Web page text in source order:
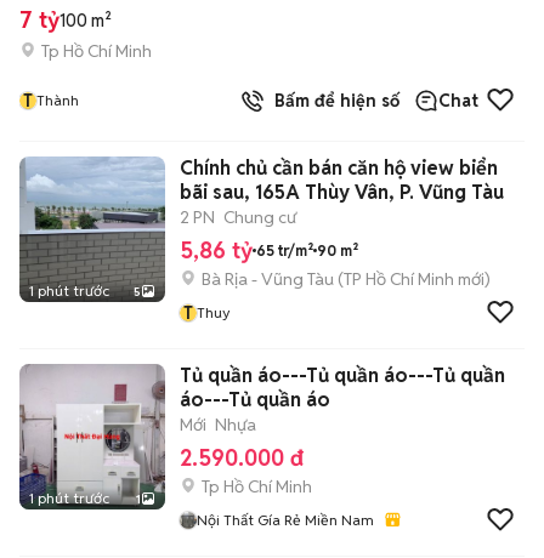
7 tỷ100 m²
Tp Hồ Chí Minh
T Thành Bấm để hiện số Chat
1 phút trước 5
Chính chủ cần bán căn hộ view biển
bãi sau, 165A Thùy Vân, P. Vũng Tàu
2 PN Chung cư
5,86 tỷ 65 tr/m² 90 m²
Bà Rịa - Vũng Tàu (TP Hồ Chí Minh mới)
T Thuy
1 phút trước 1
Tủ quần áo---Tủ quần áo---Tủ quần
áo---Tủ quần áo
Mới Nhựa
2.590.000 đ
Tp Hồ Chí Minh
Nội Thất Gía Rẻ Miền Nam